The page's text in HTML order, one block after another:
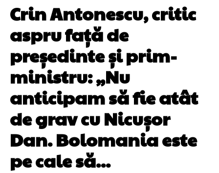
Crin Antonescu, critic
aspru față de
președinte și prim-
ministru: „Nu
anticipam să fie atât
de grav cu Nicușor
Dan. Bolomania este
pe cale să...